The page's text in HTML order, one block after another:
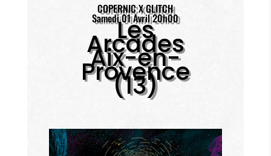
COPERNIC X GLITCH
Samedi 01 Avril 20h00
Les
Arcades
Aix-en-
Provence
(13)